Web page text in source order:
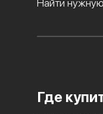
Найти
Где